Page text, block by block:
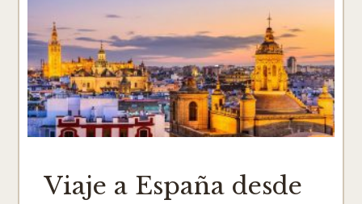
Viaje a España desde